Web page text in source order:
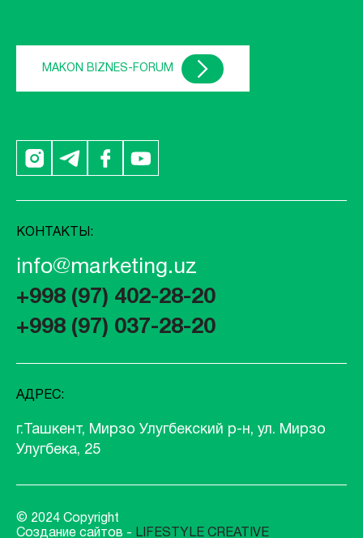
MAKON BIZNES-FORUM
КОНТАКТЫ:
info@marketing.uz
+998 (97) 402-28-20
+998 (97) 037-28-20
АДРЕС:
г.Ташкент, Мирзо Улугбекский р-н, ул. Мирзо
Улугбека, 25
© 2024 Copyright
Создание сайтов - LIFESTYLE CREATIVE